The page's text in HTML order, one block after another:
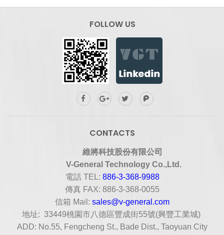
FOLLOW US
CONTACTS
維將科技股份有限公司
V-General Technology Co.,Ltd.
電話TEL: 886-3-368-9988
傳真 FAX: 886-3-368-0055
信箱 Mail: sales@v-general.com
地址: 33449桃園市八德區豐成街55號(興豐工業城)
ADD: No.55, Fengcheng St., Bade Dist., Taoyuan City